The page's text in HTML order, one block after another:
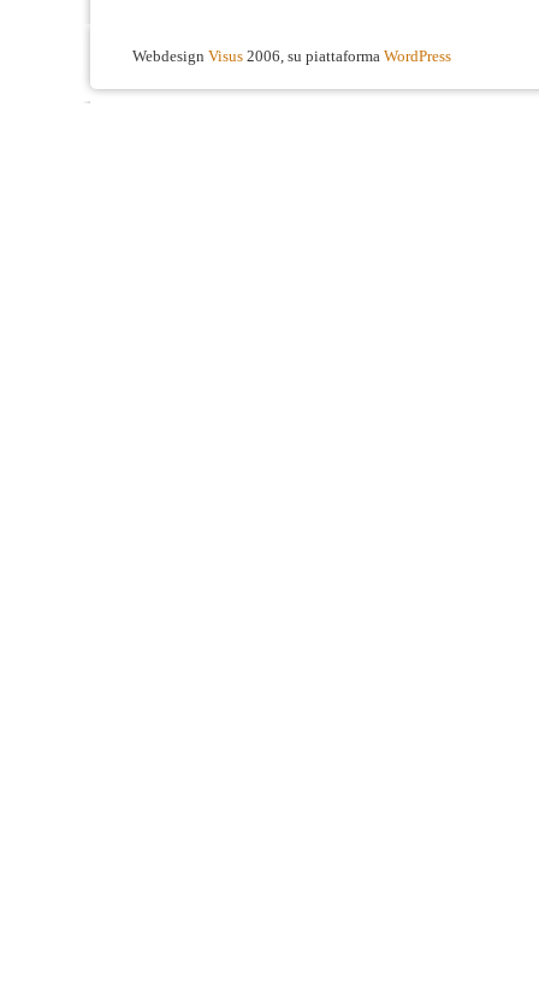
Webdesign Visus 2006, su piattaforma WordPress